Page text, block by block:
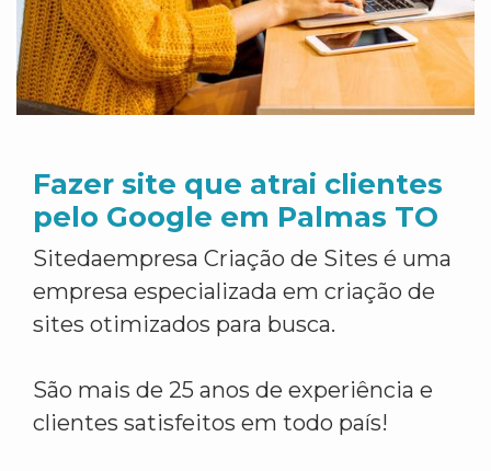
Fazer site que atrai clientes
pelo Google em Palmas TO
Sitedaempresa Criação de Sites é uma
empresa especializada em criação de
sites otimizados para busca.
São mais de 25 anos de experiência e
clientes satisfeitos em todo país!